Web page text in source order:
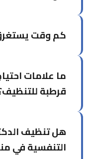
وكفاءة التبريد
كم وقت
4 ساعات، بينما
أكثر.
ما علامات
قرطبة
تدفق الهواء أو
للتنظيف الفوري.
هل تنظيف
التنفسية في